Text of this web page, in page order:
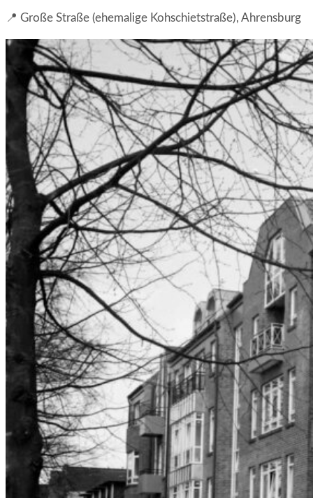
📍 Große Straße (ehemalige Kohschietstraße), Ahrensburg